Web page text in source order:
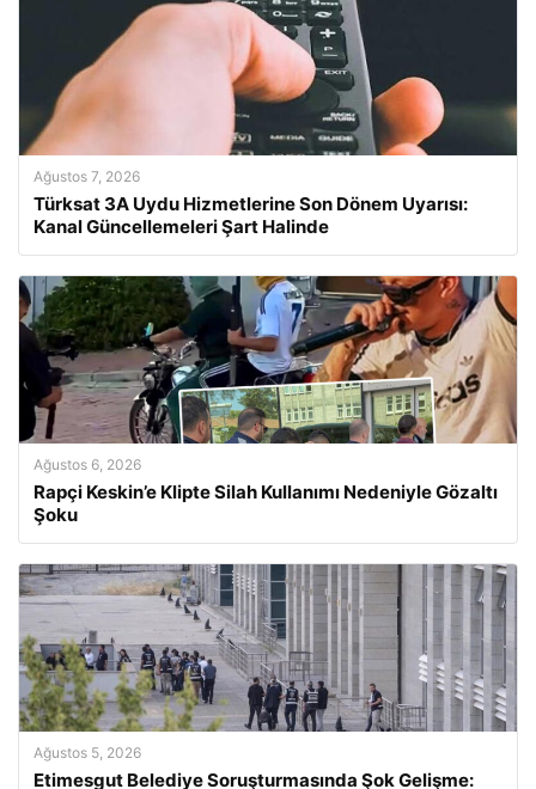
Ağustos 7, 2026
Türksat 3A Uydu Hizmetlerine Son Dönem Uyarısı:
Kanal Güncellemeleri Şart Halinde
Ağustos 6, 2026
Rapçi Keskin’e Klipte Silah Kullanımı Nedeniyle Gözaltı
Şoku
Ağustos 5, 2026
Etimesgut Belediye Soruşturmasında Şok Gelişme: